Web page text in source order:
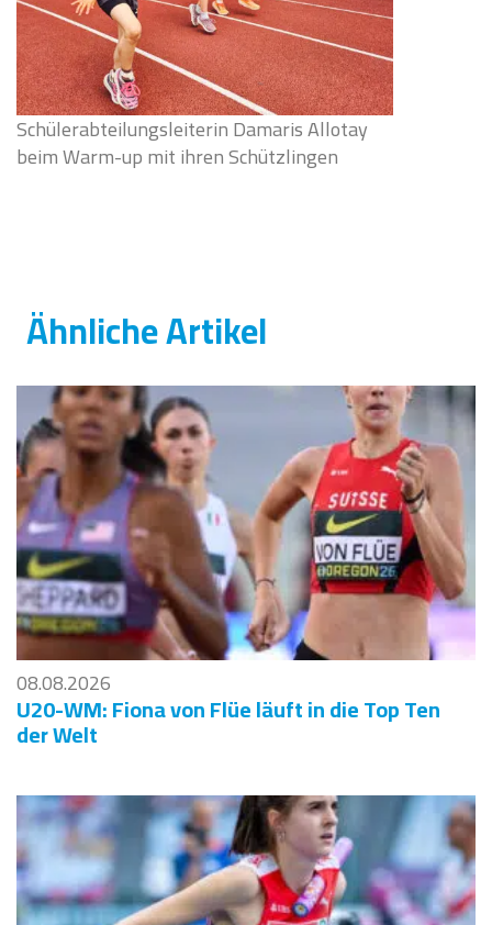
Schülerabteilungsleiterin Damaris Allotay
beim Warm-up mit ihren Schützlingen
Ähnliche Artikel
08.08.2026
U20-WM: Fiona von Flüe läuft in die Top Ten
der Welt